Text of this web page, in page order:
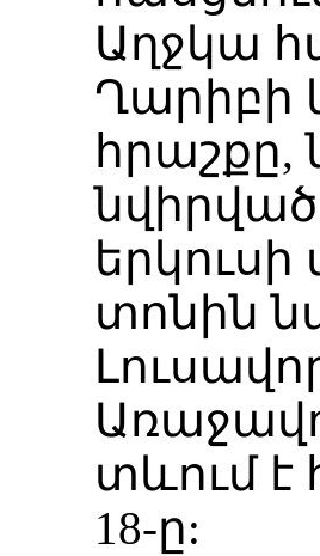
Աղջկա
Ղարիբի
հրաշքը,
երկուսի
տոնին
տևում է
18-ը: